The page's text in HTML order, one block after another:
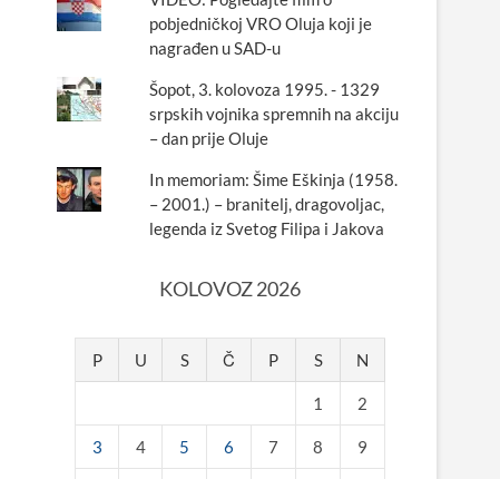
pobjedničkoj VRO Oluja koji je
nagrađen u SAD-u
Šopot, 3. kolovoza 1995. - 1329
srpskih vojnika spremnih na akciju
– dan prije Oluje
In memoriam: Šime Eškinja (1958.
– 2001.) – branitelj, dragovoljac,
legenda iz Svetog Filipa i Jakova
KOLOVOZ 2026
P U S Č P S N
1 2
3 4 5 6 7 8 9